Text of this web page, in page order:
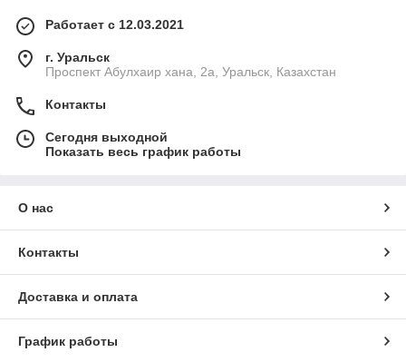
Работает с 12.03.2021
г. Уральск
Проспект Абулхаир хана, 2а, Уральск, Казахстан
Контакты
Сегодня выходной
Показать весь график работы
О нас
Контакты
Доставка и оплата
График работы